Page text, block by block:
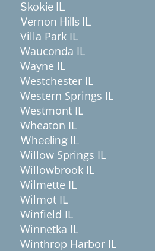
Skokie IL
Vernon Hills IL
Villa Park IL
Wauconda IL
Wayne IL
Westchester IL
Western Springs IL
Westmont IL
Wheaton IL
Wheeling IL
Willow Springs IL
Willowbrook IL
Wilmette IL
Wilmot IL
Winfield IL
Winnetka IL
Winthrop Harbor IL